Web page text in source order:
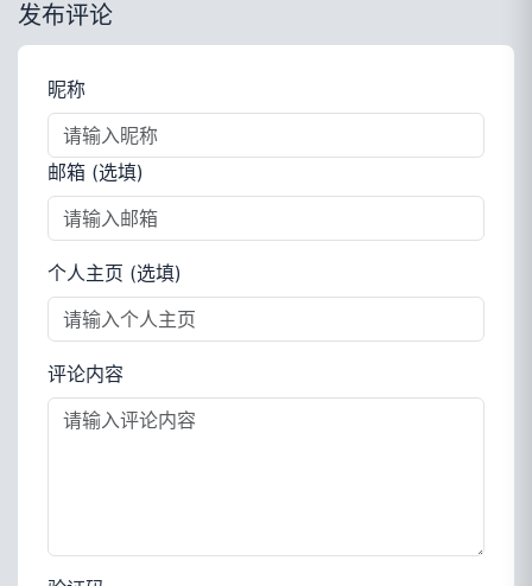
发布评论
昵称
邮箱 (选填)
个人主页 (选填)
评论内容